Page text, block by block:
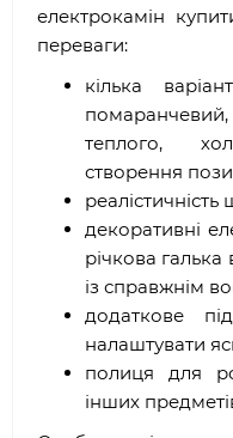
електрокамін
переваги:
кілька
помаранчевий,
теплого,
створення
декоративні
річкова
із справжнім
додаткове
налаштувати
полиця для
інших